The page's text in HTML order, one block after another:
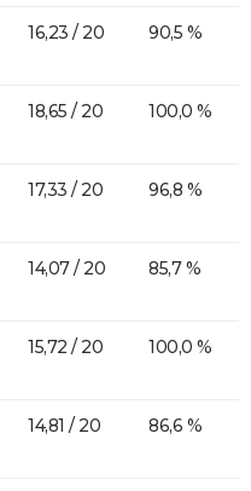
16,23 / 20 90,5 %
18,65 / 20 100,0 %
17,33 / 20 96,8 %
14,07 / 20 85,7 %
15,72 / 20 100,0 %
14,81 / 20 86,6 %